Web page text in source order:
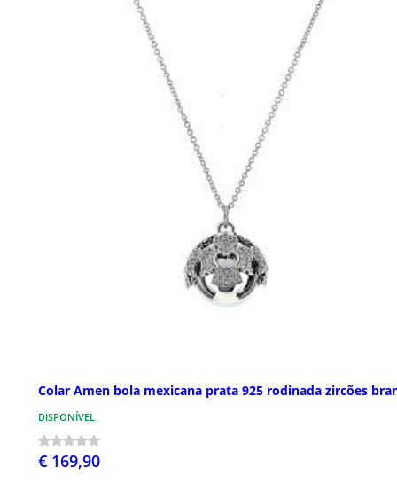
Colar Amen bola mexicana prata 925 rodinada zircões
DISPONÍVEL
€ 169,90